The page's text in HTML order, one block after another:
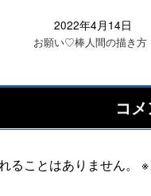
2022年4月14日
お願い♡棒人間の描き方
コ
ることはありません。 ※